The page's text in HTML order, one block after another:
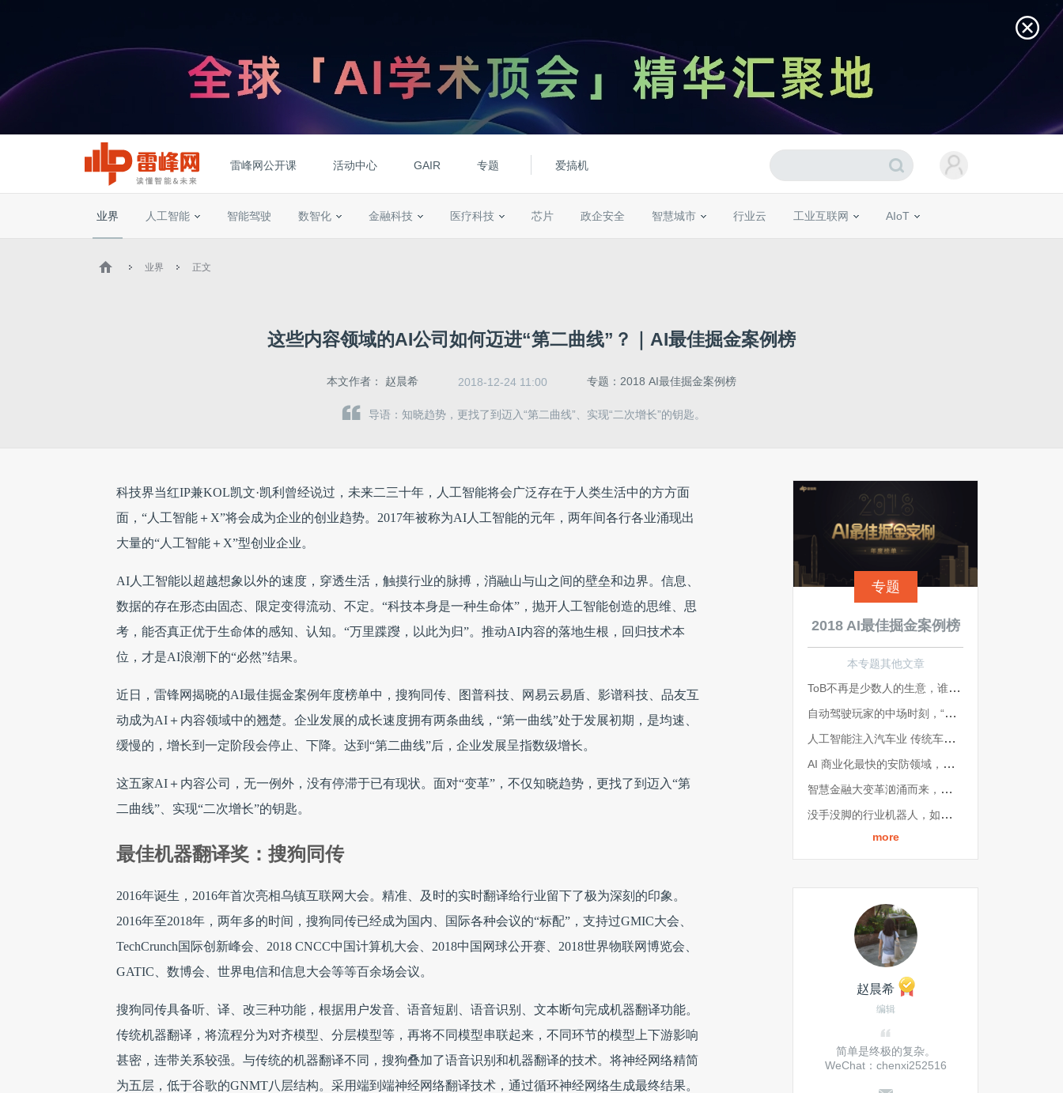
雷峰网公开课 活动中心 GAIR 专题 爱搞机
业界 人工智能 智能驾驶 数智化 金融科技 医疗科技 芯片 政企安全 智慧城市 行业云 工业互联网 AIoT
业界 正文
这些内容领域的AI公司如何迈进“第二曲线”？｜AI最佳掘金案例榜
本文作者： 赵晨希 2018-12-24 11:00 专题：2018 AI最佳掘金案例榜
导语：知晓趋势，更找了到迈入“第二曲线”、实现“二次增长”的钥匙。
科技界当红IP兼KOL凯文·凯利曾经说过，未来二三十年，人工智能将会广泛存在于人类生活中的方方面
面，“人工智能＋X”将会成为企业的创业趋势。2017年被称为AI人工智能的元年，两年间各行各业涌现出
大量的“人工智能＋X”型创业企业。
AI人工智能以超越想象以外的速度，穿透生活，触摸行业的脉搏，消融山与山之间的壁垒和边界。信息、
数据的存在形态由固态、限定变得流动、不定。“科技本身是一种生命体”，抛开人工智能创造的思维、思
考，能否真正优于生命体的感知、认知。“万里蹀躞，以此为归”。推动AI内容的落地生根，回归技术本
位，才是AI浪潮下的“必然”结果。
近日，雷锋网揭晓的AI最佳掘金案例年度榜单中，搜狗同传、图普科技、网易云易盾、影谱科技、品友互
动成为AI＋内容领域中的翘楚。企业发展的成长速度拥有两条曲线，“第一曲线”处于发展初期，是均速、
缓慢的，增长到一定阶段会停止、下降。达到“第二曲线”后，企业发展呈指数级增长。
这五家AI＋内容公司，无一例外，没有停滞于已有现状。面对“变革”，不仅知晓趋势，更找了到迈入“第
二曲线”、实现“二次增长”的钥匙。
最佳机器翻译奖：搜狗同传
2016年诞生，2016年首次亮相乌镇互联网大会。精准、及时的实时翻译给行业留下了极为深刻的印象。
2016年至2018年，两年多的时间，搜狗同传已经成为国内、国际各种会议的“标配”，支持过GMIC大会、
TechCrunch国际创新峰会、2018 CNCC中国计算机大会、2018中国网球公开赛、2018世界物联网博览会、
GATIC、数博会、世界电信和信息大会等等百余场会议。
搜狗同传具备听、译、改三种功能，根据用户发音、语音短剧、语音识别、文本断句完成机器翻译功能。
传统机器翻译，将流程分为对齐模型、分层模型等，再将不同模型串联起来，不同环节的模型上下游影响
甚密，连带关系较强。与传统的机器翻译不同，搜狗叠加了语音识别和机器翻译的技术。将神经网络精简
为五层，低于谷歌的GNMT八层结构。采用端到端神经网络翻译技术，通过循环神经网络生成最终结果。
专题
2018 AI最佳掘金案例榜
本专题其他文章
ToB不再是少数人的生意，谁可把握住机会？ | AI最佳掘金案例榜
自动驾驶玩家的中场时刻，“商业化量产”该怎么玩？
人工智能注入汽车业 传统车企和供应商如何追赶趋势？
AI 商业化最快的安防领域，我们为何看好这 6 家企业丨AI最佳掘金案例榜
智慧金融大变革汹涌而来，为什么是这六家脱颖而出？| AI最佳掘金案例榜
没手没脚的行业机器人，如何撑起机器人的半边天？| AI最佳掘金案例榜
more
赵晨希
编辑
简单是终极的复杂。
WeChat：chenxi252516